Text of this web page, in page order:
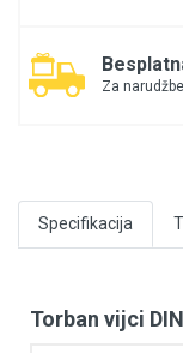
Za
Specifikacija
Torban vijci